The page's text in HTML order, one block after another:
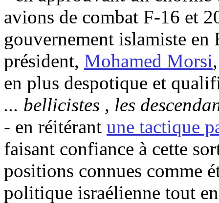
avions de combat F-16 et
gouvernement islamiste
président, Mohamed Morsi
en plus despotique et
... bellicistes , les
- en réitérant une tactique
faisant confiance à cette
positions connues comme
politique israélienne tout